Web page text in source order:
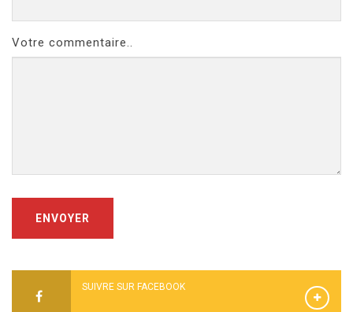
Votre commentaire..
ENVOYER
SUIVRE SUR FACEBOOK